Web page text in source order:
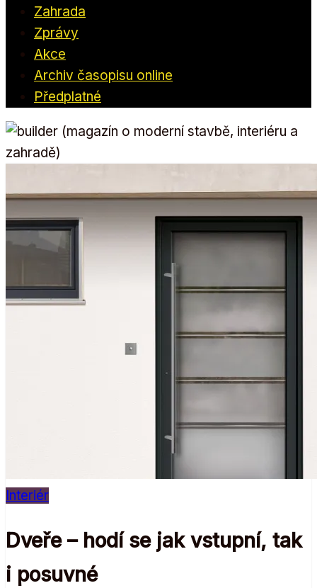
Zahrada
Zprávy
Akce
Archiv časopisu online
Předplatné
Interiér
Dveře – hodí se jak vstupní, tak
i posuvné